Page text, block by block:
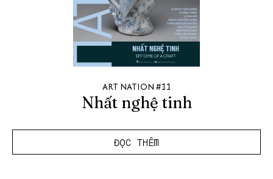
ART NATION #11
Nhất nghệ tinh
ĐỌC THÊM